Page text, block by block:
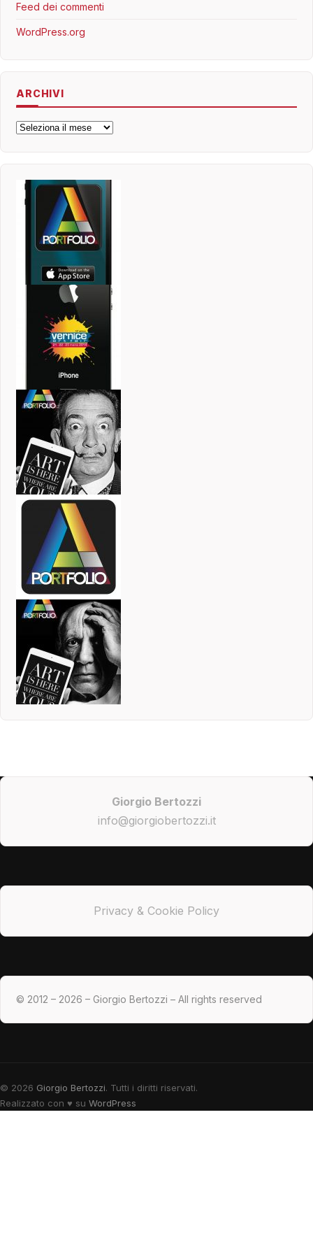
Feed dei commenti
WordPress.org
ARCHIVI
Archivi
Giorgio Bertozzi
info@giorgiobertozzi.it
Privacy & Cookie Policy
© 2012 – 2026 – Giorgio Bertozzi – All rights reserved
© 2026 Giorgio Bertozzi. Tutti i diritti riservati.
Realizzato con ♥ su WordPress